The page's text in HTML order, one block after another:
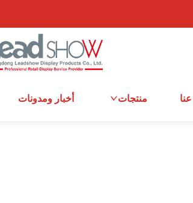
منتجات أخبار ومدونات